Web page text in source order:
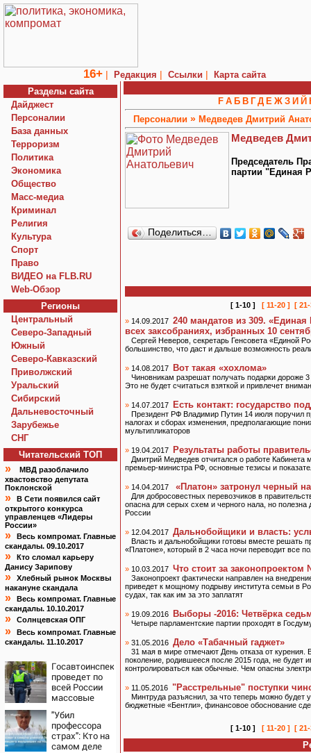
16+ | Редакция | Ссылки |
Карта сайта
Разделы сайта
Дайджест
Персоналии
База данных
Терроризм
Политика
Экономика
Общество
Macc-медиа
Криминал
Религия
Культура
Спорт
Право
ВИДЕО на FLB.RU
Web-Обзор
Регионы
Центральный
Северо-Западный
Южный
Северо-Кавказский
Приволжский
Уральский
Сибирский
Дальневосточный
Зарубежье
СНГ
Читательский TOП
»
МВД разоблачило
хвастовство депутата
Поклонской
»
В Сети появился сайт
открытого конкурса
управленцев «Лидеры
России»
»
Весь компромат. Главные
скандалы. 09.10.2017
»
Кто сломал карьеру
Данису Зарипову
»
Хлебный рынок Москвы
накануне скандала
»
Весь компромат. Главные
скандалы. 10.10.2017
» Солнцевская ОПГ
»
Весь компромат. Главные
скандалы. 11.10.2017
Госавтоинспекция
проведет по
всей России
массовые
августа
"Убил
профессора
страх": Кто на
самом деле
F А Б В Г Д Е Ж З И Й
Персоналии » Медведев Дмитрий
Медведев
Председатель
партии "Единая
Поделиться…
[ 1-10 ] [ 11-20 ] [
» 14.09.2017 240 мандатов из 309.
всех заксобраниях, избранных 10
Сергей Неверов, секретарь Генсовета «Единой
большинство, что даст и дальше возможность
» 14.08.2017 Вот такая «хохлома»
Чиновникам разрешат получать подарки дороже
Это не будет считаться взяткой и привлечет
» 14.07.2017 Есть контакт: государство
Президент РФ Владимир Путин 14 июля поручил
налогах и сборах изменения, предполагающие
мультипликаторов
» 19.04.2017 Результаты работы
Дмитрий Медведев отчитался о работе
премьер-министра РФ, основные тезисы и
» 14.04.2017 «Платон» затронул черный
Для добросовестных перевозчиков в
опасна для серых схем и черного нала, но
России
» 12.04.2017 Дальнобойщики и власть:
Власть и дальнобойщики готовы вместе решать
«Платоне», который в 2 часа ночи переводит все
» 10.03.2017 Что стоит за
Законопроект фактически направлен на
приведет к мощному подрыву института семьи в
судах, так как им за это заплатят
» 19.09.2016 Выборы -2016: Четвёрка
Четыре парламентские партии проходят в
» 31.05.2016 Дело «Табачный гаджет»
31 мая в мире отмечают День отказа от курения.
поколение, родившееся после 2015 года, не будет
контролироваться как обычные. Чем опасны
» 11.05.2016 "Расстрельные" поступки
Минтруда разъяснил, за что теперь можно будет
бюджетные «Бентли», финансовое обоснование
[ 1-10 ] [ 11-20 ] [